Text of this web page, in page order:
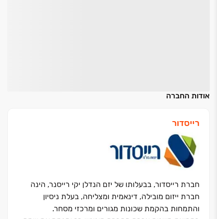
אודות החברה
רייסדור
חברת רייסדור, בבעלותו של יזם הנדלן יקי רייסנר, הינה
חברת ייזום מובילה, דינאמית ומצליחה, בעלת ניסיון
והתמחות בהקמת שכונות מגורים ומרכזי מסחר.